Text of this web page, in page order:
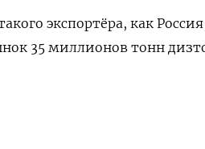
экспортёра, как
35 миллионов тонн